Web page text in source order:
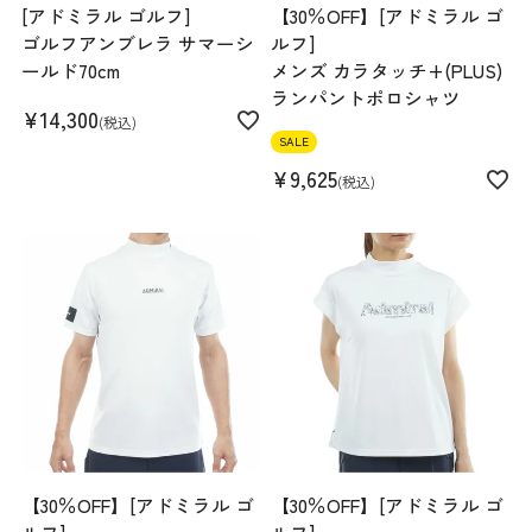
[アドミラル ゴルフ]
ゴルフアンブレラ サマーシ
ールド70cm
¥14,300 税込
【30％OFF】[アドミラル ゴ
ルフ]
メンズ カラタッチ+(PLUS)
ランパントポロシャツ
SALE
¥9,625 税込
【30％OFF】[アドミラル ゴ
【30％OFF】[アドミラル ゴ